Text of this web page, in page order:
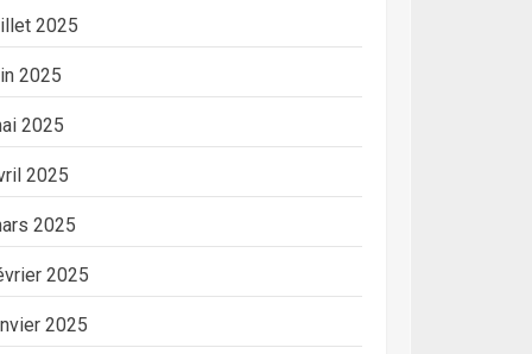
2025
2025
2025
2025
2025
2025
2025